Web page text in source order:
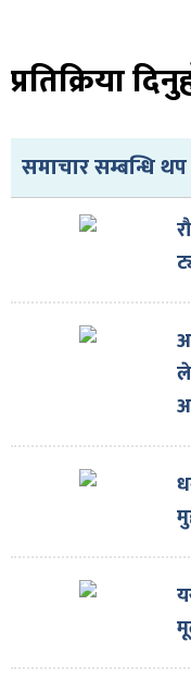
प्रतिक्रिया
समाचार सम्बन्धि थप